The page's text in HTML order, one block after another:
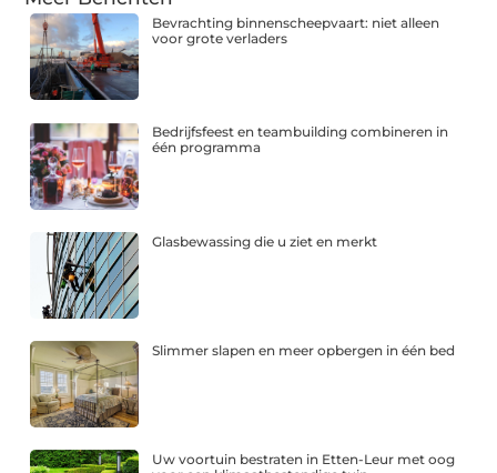
Bevrachting binnenscheepvaart: niet alleen
voor grote verladers
Bedrijfsfeest en teambuilding combineren in
één programma
Glasbewassing die u ziet en merkt
Slimmer slapen en meer opbergen in één bed
Uw voortuin bestraten in Etten-Leur met oog